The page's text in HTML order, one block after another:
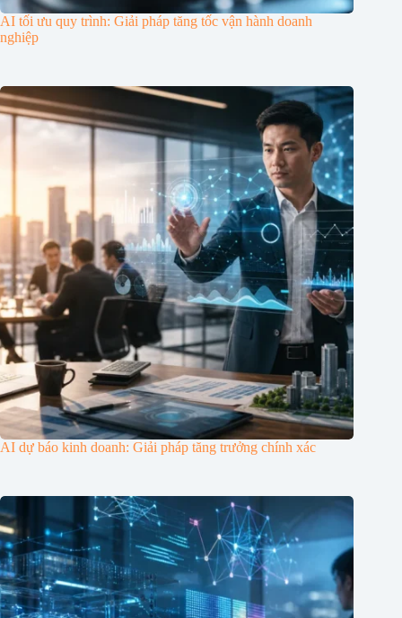
AI tối ưu quy trình: Giải pháp tăng tốc vận hành doanh
nghiệp
AI dự báo kinh doanh: Giải pháp tăng trưởng chính xác